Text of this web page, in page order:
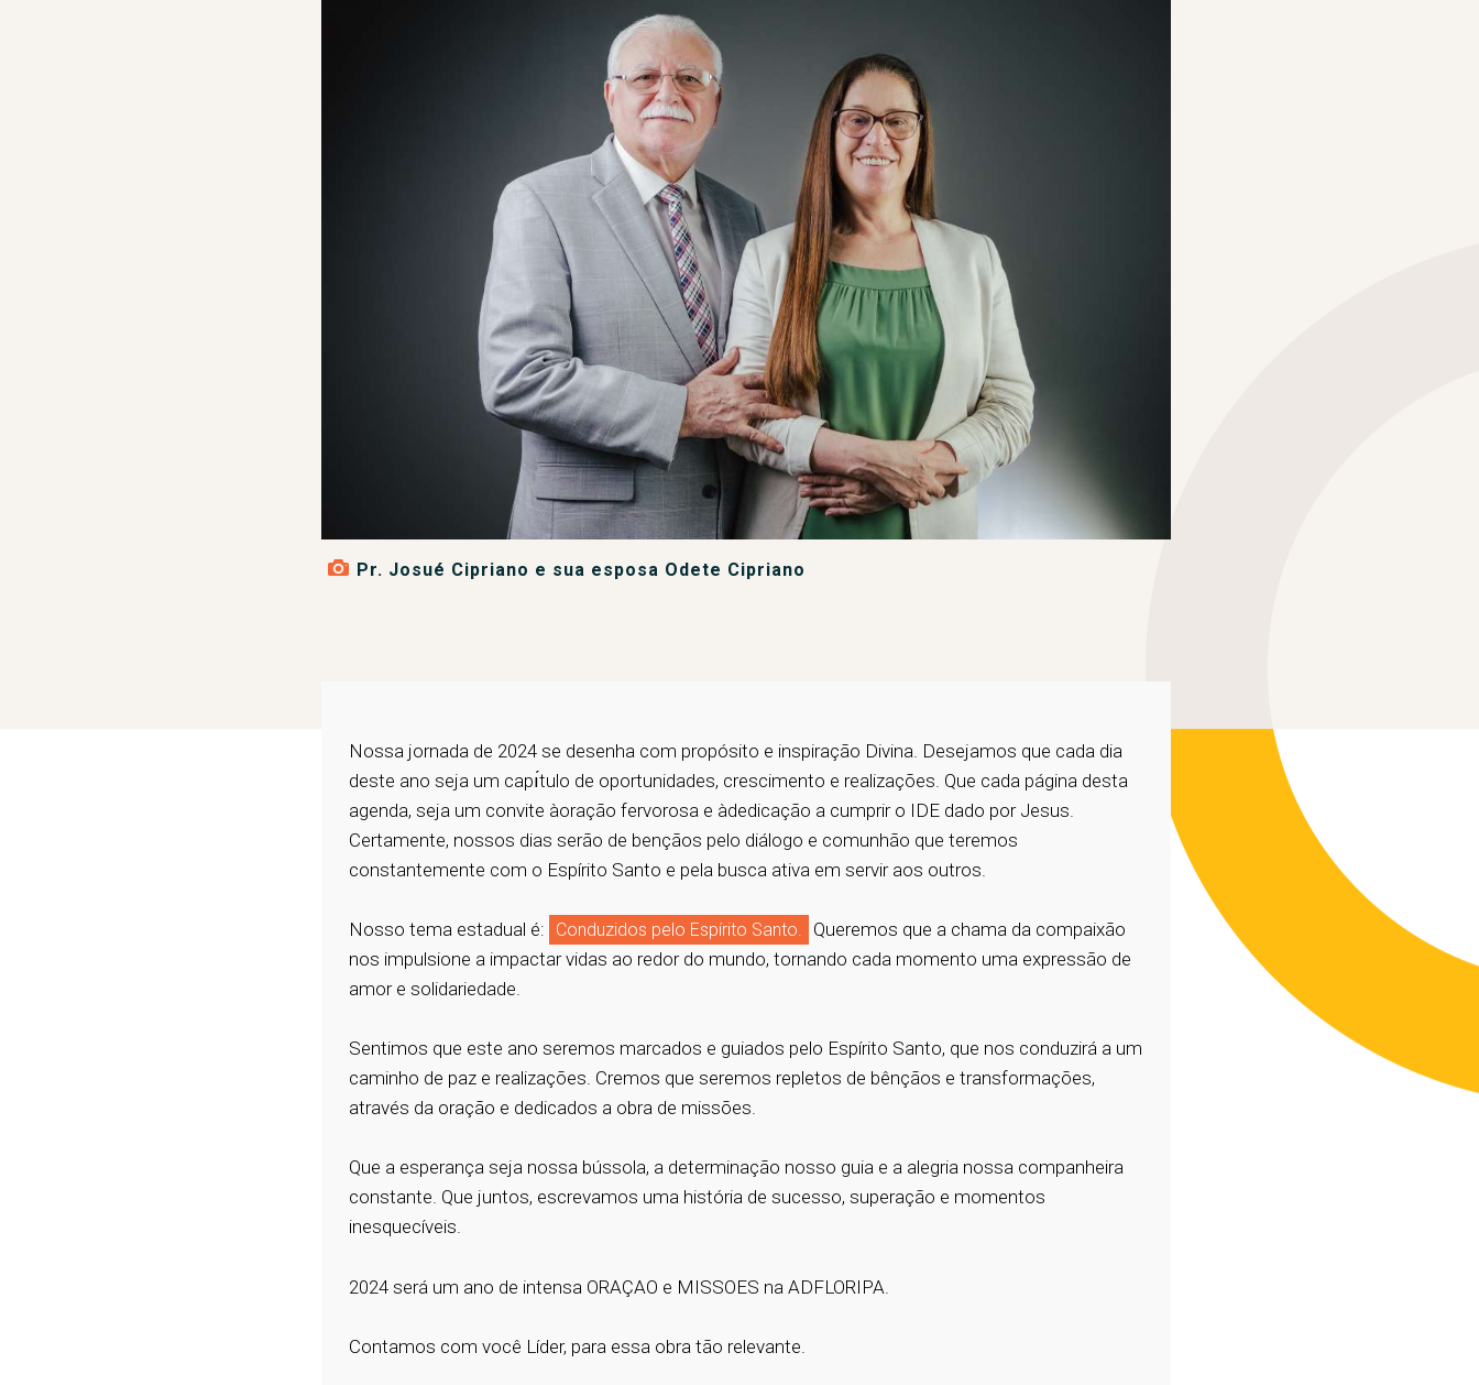
CONTATO
Pr. Josué Cipriano e sua esposa Odete Cipriano
Nossa jornada de 2024 se desenha com propósito e inspiração Divina. Desejamos que cada dia
deste ano seja um capı́tulo de oportunidades, crescimento e realizações. Que cada página desta
agenda, seja um convite àoração fervorosa e àdedicação a cumprir o IDE dado por Jesus.
Certamente, nossos dias serão de bençãos pelo diálogo e comunhão que teremos
constantemente com o Espírito Santo e pela busca ativa em servir aos outros.
Nosso tema estadual é: Conduzidos pelo Espírito Santo.
Queremos que a chama da compaixão
nos impulsione a impactar vidas ao redor do mundo, tornando cada momento uma expressão de
amor e solidariedade.
Sentimos que este ano seremos marcados e guiados pelo Espírito Santo, que nos conduzirá a um
caminho de paz e realizações. Cremos que seremos repletos de bênçãos e transformações,
através da oração e dedicados a obra de missões.
Que a esperança seja nossa bússola, a determinação nosso guia e a alegria nossa companheira
constante. Que juntos, escrevamos uma história de sucesso, superação e momentos
inesquecíveis.
2024 será um ano de intensa ORAÇAO e MISSOES na ADFLORIPA.
Contamos com você Líder, para essa obra tão relevante.